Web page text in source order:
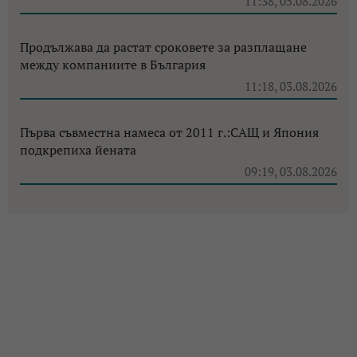
Продължава да растат сроковете за разплащане
между компаниите в България
11:18, 03.08.2026
Първа съвместна намеса от 2011 г.:САЩ и Япония
подкрепиха йената
09:19, 03.08.2026